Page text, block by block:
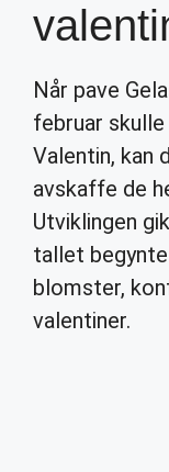
Når pave
februar
Valentin, kan
avskaffe de
Utviklingen
tallet
blomster,
valentiner.